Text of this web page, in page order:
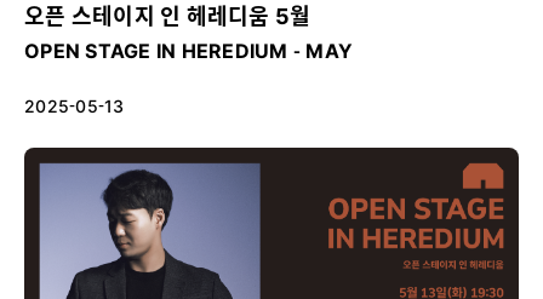
오픈 스테이지 인 헤레디움 5월
OPEN STAGE IN HEREDIUM - MAY
2025-05-13